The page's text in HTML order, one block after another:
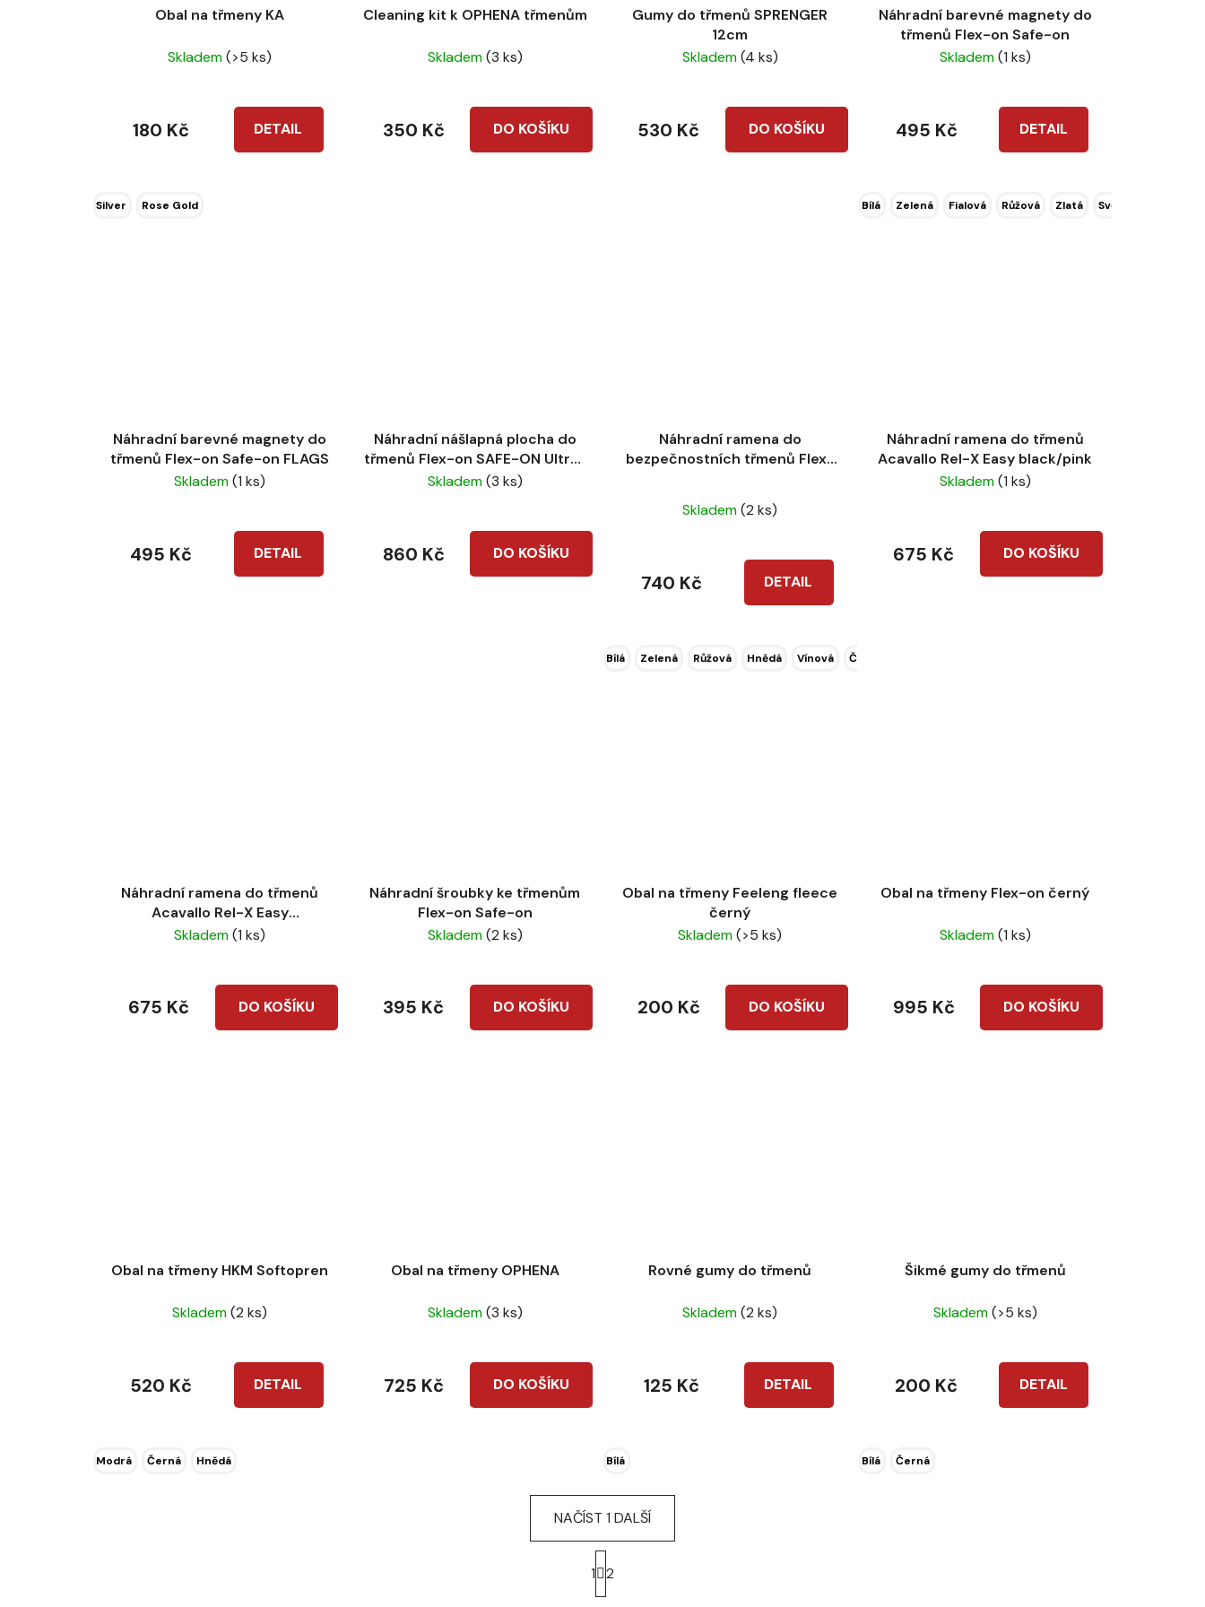
Obal na třmeny KA
Skladem(>5 ks)
DETAIL
180 Kč
Silver Rose Gold
Cleaning kit k OPHENA třmenům
Skladem(3 ks)
DO KOŠÍKU
350 Kč
Gumy do třmenů SPRENGER
12cm
Skladem(4 ks)
DO KOŠÍKU
530 Kč
Náhradní barevné magnety do
třmenů Flex-on Safe-on
Skladem(1 ks)
DETAIL
495 Kč
Bílá Zelená Fialová Růžová Zlatá Světle růžová
Náhradní barevné magnety do
třmenů Flex-on Safe-on FLAGS
Skladem(1 ks)
DETAIL
495 Kč
Náhradní nášlapná plocha do
třmenů Flex-on SAFE-ON Ultra-
Grip
Skladem(3 ks)
DO KOŠÍKU
860 Kč
Náhradní ramena do
bezpečnostních třmenů Flex-
hodnocení
hvězdiček.
Skladem(2 ks)
DETAIL
740 Kč
Bílá Zelená Růžová Hnědá Vínová Černá junior
Náhradní ramena do třmenů
Acavallo Rel-X Easy black/pink
Skladem(1 ks)
DO KOŠÍKU
675 Kč
Náhradní ramena do třmenů
Acavallo Rel-X Easy
black/tiffany
Skladem(1 ks)
DO KOŠÍKU
675 Kč
Náhradní šroubky ke třmenům
Flex-on Safe-on
Skladem(2 ks)
DO KOŠÍKU
395 Kč
Obal na třmeny Feeleng fleece
černý
Skladem(>5 ks)
DO KOŠÍKU
200 Kč
Obal na třmeny Flex-on černý
Skladem(1 ks)
DO KOŠÍKU
995 Kč
Obal na třmeny HKM Softopren
Skladem(2 ks)
DETAIL
520 Kč
Modrá Černá Hnědá
Obal na třmeny OPHENA
Skladem(3 ks)
DO KOŠÍKU
725 Kč
Rovné gumy do třmenů
Skladem(2 ks)
DETAIL
125 Kč
Bílá
Šikmé gumy do třmenů
Skladem(>5 ks)
DETAIL
200 Kč
Bílá Černá
NAČÍST 1 DALŠÍ
S
t
r
á
1 2